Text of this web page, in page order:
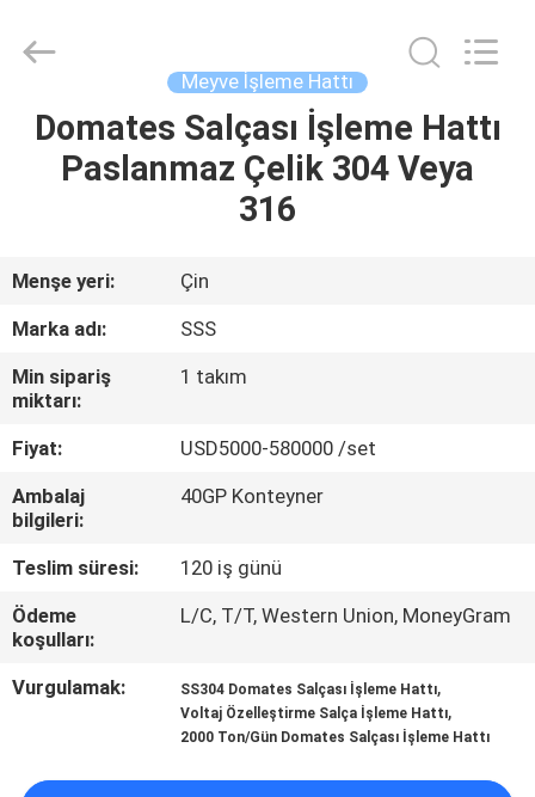
EVDE
VIDEOLAR
HAKKIMIZDA
TURU
KONTROLÜ
BIZIMLE
Technology
Reserved.
Meyve İşleme Hattı
Domates Salçası İşleme Hattı
Paslanmaz Çelik 304 Veya
316
Menşe yeri:
Çin
Marka adı:
SSS
Min sipariş
miktarı:
1 takım
Fiyat:
USD5000-580000 /set
Ambalaj
bilgileri:
40GP Konteyner
Teslim süresi:
120 iş günü
Ödeme
koşulları:
L/C, T/T, Western Union, MoneyGram
Vurgulamak: SS304 Domates Salçası İşleme Hattı,
Voltaj Özelleştirme Salça İşleme Hattı,
2000 Ton/Gün Domates Salçası İşleme Hattı